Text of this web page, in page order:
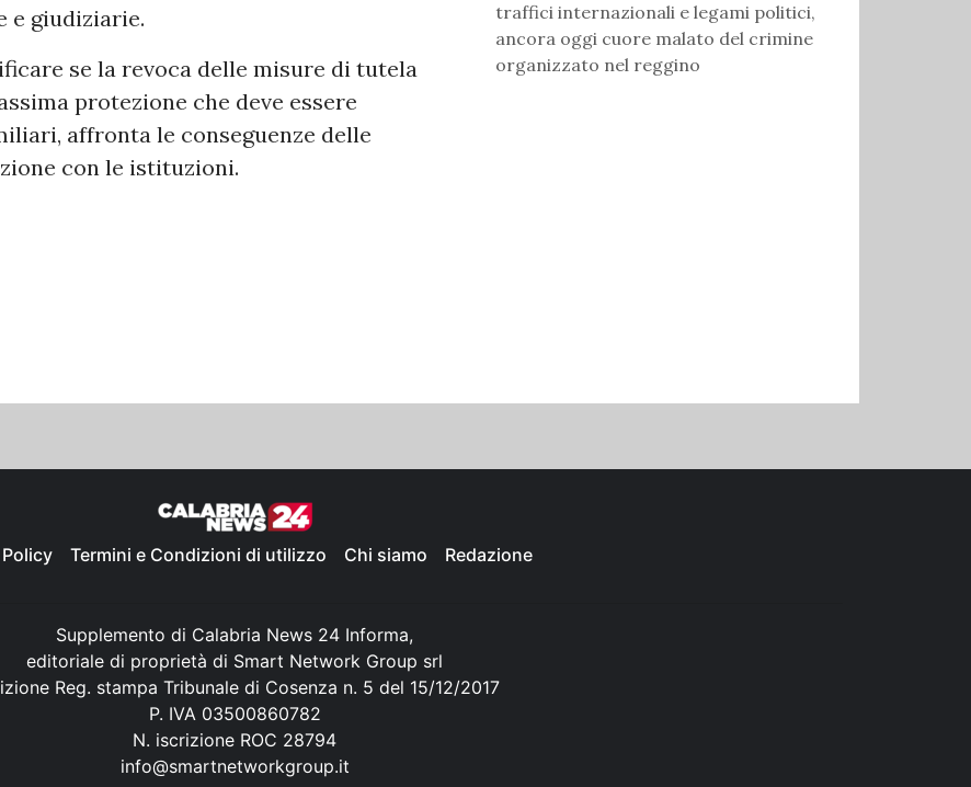
e giudiziarie.
se la revoca delle misure di tutela
protezione che deve essere
affronta le conseguenze delle
con le istituzioni.
traffici internazionali e legami politici,
ancora oggi cuore malato del crimine
organizzato nel reggino
Termini e Condizioni di utilizzo Chi siamo Redazione
Supplemento di Calabria News 24 Informa,
editoriale di proprietà di Smart Network Group srl
Reg. stampa Tribunale di Cosenza n. 5 del 15/12/2017
P. IVA 03500860782
N. iscrizione ROC 28794
info@smartnetworkgroup.it